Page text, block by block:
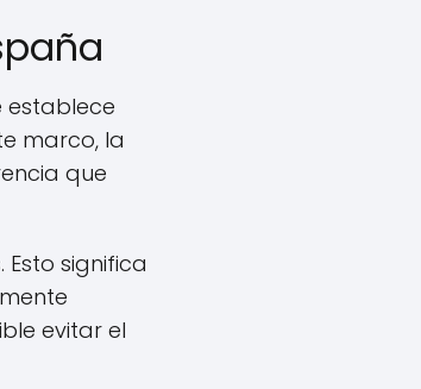
establece
marco, la
que
significa
evitar el